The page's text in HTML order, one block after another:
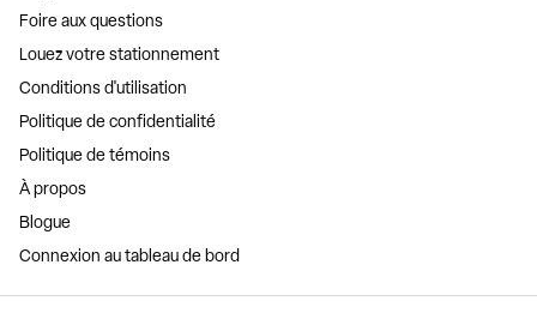
Foire aux questions
Louez votre stationnement
Conditions d'utilisation
Politique de confidentialité
Politique de témoins
À propos
Blogue
Connexion au tableau de bord